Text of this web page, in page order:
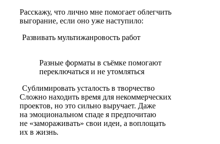
Расскажу, что лично мне помогает облегчить
выгорание, если оно уже наступило:
Развивать мультижанровость работ
Разные форматы в съёмке помогают
переключаться и не утомляться
Сублимировать усталость в творчество
Сложно находить время для некоммерческих
проектов, но это сильно выручает. Даже
на эмоциональном спаде я предпочитаю
не «замораживать» свои идеи, а воплощать
их в жизнь.